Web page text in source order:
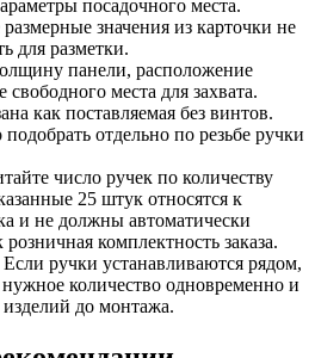
посадочного места.
значения из карточки не
для разметки.
панели, расположение
свободного места для захвата.
как поставляемая без винтов.
отдельно по резьбе ручки
число ручек по количеству
25 штук относятся к
и не должны автоматически
комплектность заказа.
Если ручки устанавливаются рядом,
нужное количество одновременно и
изделий до монтажа.